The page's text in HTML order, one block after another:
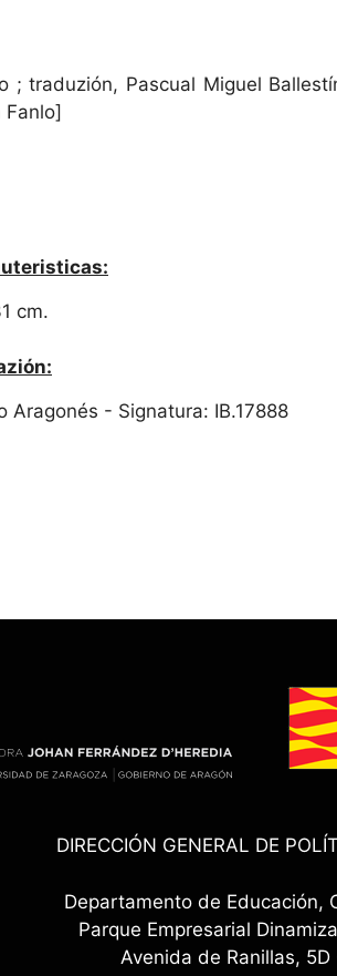
; traduzión, Pascual Miguel
cm.
Aragonés - Signatura: IB.17888
DIRECCIÓN GENERAL DE
Departamento de Educación,
Parque Empresarial
Avenida de Ranillas,